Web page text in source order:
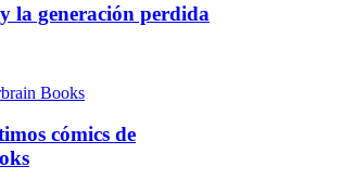
la generación perdida
cómics de